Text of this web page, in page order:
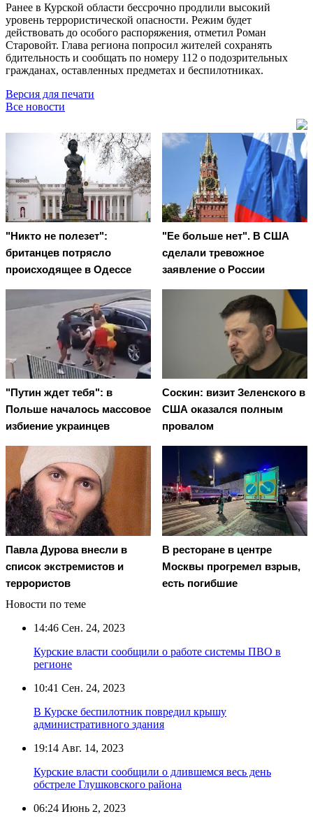
Ранее в Курской области бессрочно продлили высокий
уровень террористической опасности. Режим будет
действовать до особого распоряжения, отметил Роман
Старовойт. Глава региона попросил жителей сохранять
бдительность и сообщать по номеру 112 о подозрительных
гражданах, оставленных предметах и беспилотниках.
Версия для печати
Все новости
"Никто не полезет":
британцев потрясло
происходящее в Одессе
"Ее больше нет". В США
сделали тревожное
заявление о России
"Путин ждет тебя": в
Польше началось массовое
избиение украинцев
Соскин: визит Зеленского в
США оказался полным
провалом
Павла Дурова внесли в
список экстремистов и
террористов
В ресторане в центре
Москвы прогремел взрыв,
есть погибшие
Новости по теме
14:46 Сен. 24, 2023
Курские власти сообщили о работе системы ПВО в
регионе
10:41 Сен. 24, 2023
В Курске беспилотник повредил крышу
административного здания
19:14 Авг. 14, 2023
Курские власти сообщили о длившемся весь день
обстреле Глушковского района
06:24 Июнь 2, 2023